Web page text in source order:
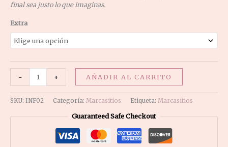
final sea justo lo que imaginas.
Extra
- + AÑADIR AL CARRITO
SKU: INF02 Categoría: Marcasitios Etiqueta: Marcasitios
Guaranteed Safe Checkout